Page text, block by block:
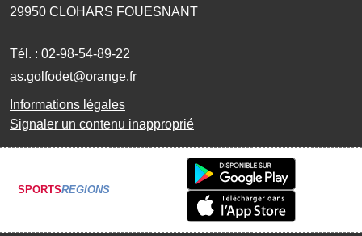
29950 CLOHARS FOUESNANT
Tél. : 02-98-54-89-22
as.golfodet@orange.fr
Informations légales
Signaler un contenu inapproprié
SPORTSREGIONS